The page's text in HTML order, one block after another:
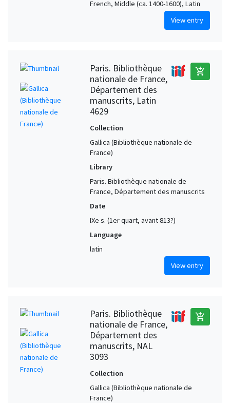
French, Middle (ca. 1400-1600), Latin
View entry
Paris. Bibliothèque
nationale de France,
Département des
manuscrits, Latin
4629
add_shopping_cart
Collection
Gallica (Bibliothèque nationale de
France)
Library
Paris. Bibliothèque nationale de
France, Département des manuscrits
Date
IXe s. (1er quart, avant 813?)
Language
latin
View entry
Paris. Bibliothèque
nationale de France,
Département des
manuscrits, NAL
3093
add_shopping_cart
Collection
Gallica (Bibliothèque nationale de
France)